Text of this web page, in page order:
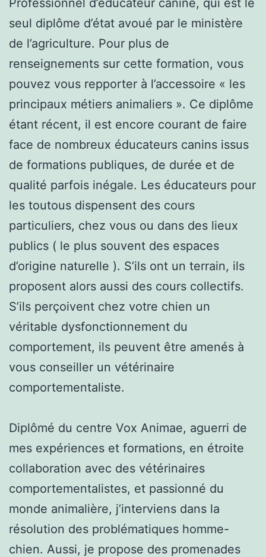
seul diplôme d’état avoué par le ministère
de l’agriculture. Pour plus de
renseignements sur cette formation, vous
pouvez vous repporter à l’accessoire « les
principaux métiers animaliers ». Ce diplôme
étant récent, il est encore courant de faire
face de nombreux éducateurs canins issus
de formations publiques, de durée et de
qualité parfois inégale. Les éducateurs pour
les toutous dispensent des cours
particuliers, chez vous ou dans des lieux
publics ( le plus souvent des espaces
d’origine naturelle ). S’ils ont un terrain, ils
proposent alors aussi des cours collectifs.
S’ils perçoivent chez votre chien un
véritable dysfonctionnement du
comportement, ils peuvent être amenés à
vous conseiller un vétérinaire
comportementaliste.
Diplômé du centre Vox Animae, aguerri de
mes expériences et formations, en étroite
collaboration avec des vétérinaires
comportementalistes, et passionné du
monde animalière, j’interviens dans la
résolution des problématiques homme-
chien. Aussi, je propose des promenades